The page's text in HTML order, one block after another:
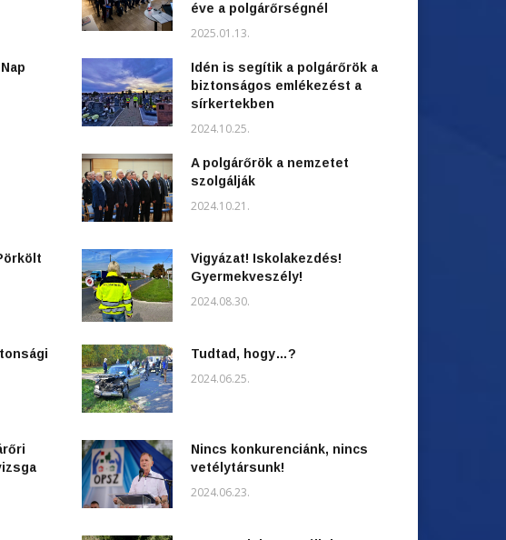
éve a polgárőrségnél
2025.01.13.
Idén is segítik a polgárőrök a
biztonságos emlékezést a
sírkertekben
2024.10.25.
A polgárőrök a nemzetet
szolgálják
2024.10.21.
Vigyázat! Iskolakezdés!
Gyermekveszély!
2024.08.30.
Tudtad, hogy…?
2024.06.25.
Nincs konkurenciánk, nincs
vetélytársunk!
2024.06.23.